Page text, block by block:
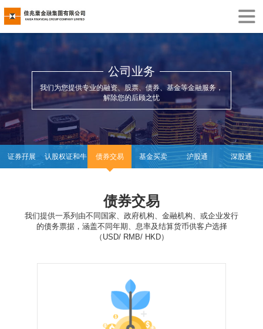
公司业务
我们为您提供专业的融资、股票、债券、基金等金融服务，
解除您的后顾之忧
证券孖展 认股权证和牛 债券交易 基金买卖 沪股通 深股通
债券交易
我们提供一系列由不同国家、政府机构、金融机构、或企业发行
的债务票据，涵盖不同年期、息率及结算货币供客户选择
（USD/ RMB/ HKD）